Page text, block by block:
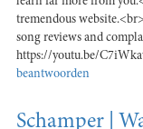
tremendous
song reviews and
https://youtu.be/
beantwoorden
Schamper |